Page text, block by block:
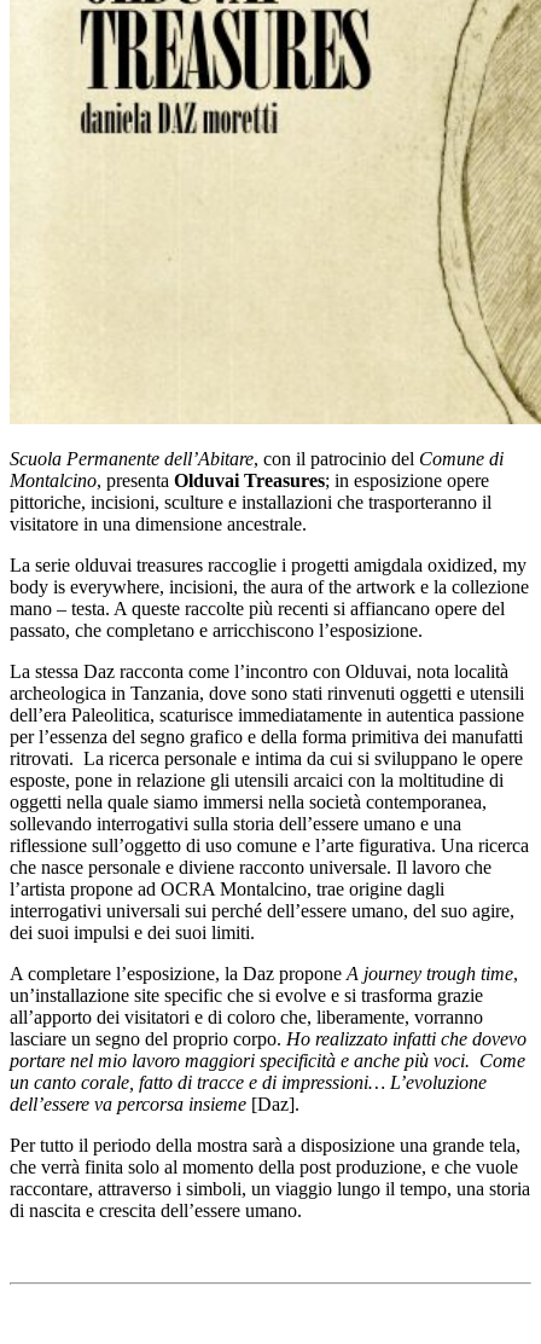
Scuola Permanente dell’Abitare, con il patrocinio del Comune di
Montalcino, presenta Olduvai Treasures; in esposizione opere
pittoriche, incisioni, sculture e installazioni che trasporteranno il
visitatore in una dimensione ancestrale.
La serie olduvai treasures raccoglie i progetti amigdala oxidized, my
body is everywhere, incisioni, the aura of the artwork e la collezione
mano – testa. A queste raccolte più recenti si affiancano opere del
passato, che completano e arricchiscono l’esposizione.
La stessa Daz racconta come l’incontro con Olduvai, nota località
archeologica in Tanzania, dove sono stati rinvenuti oggetti e utensili
dell’era Paleolitica, scaturisce immediatamente in autentica passione
per l’essenza del segno grafico e della forma primitiva dei manufatti
ritrovati. La ricerca personale e intima da cui si sviluppano le opere
esposte, pone in relazione gli utensili arcaici con la moltitudine di
oggetti nella quale siamo immersi nella società contemporanea,
sollevando interrogativi sulla storia dell’essere umano e una
riflessione sull’oggetto di uso comune e l’arte figurativa. Una ricerca
che nasce personale e diviene racconto universale. Il lavoro che
l’artista propone ad OCRA Montalcino, trae origine dagli
interrogativi universali sui perché dell’essere umano, del suo agire,
dei suoi impulsi e dei suoi limiti.
A completare l’esposizione, la Daz proponeA journey trough time,
un’installazione site specific che si evolve e si trasforma grazie
all’apporto dei visitatori e di coloro che, liberamente, vorranno
lasciare un segno del proprio corpo. Ho realizzato infatti che dovevo
portare nel mio lavoro maggiori specificità e anche più voci. Come
un canto corale, fatto di tracce e di impressioni… L’evoluzione
dell’essere va percorsa insieme [Daz].
Per tutto il periodo della mostra sarà a disposizione una grande tela,
che verrà finita solo al momento della post produzione, e che vuole
raccontare, attraverso i simboli, un viaggio lungo il tempo, una storia
di nascita e crescita dell’essere umano.